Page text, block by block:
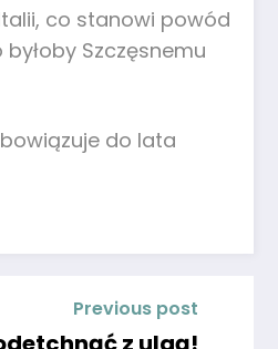
co stanowi powód
Szczęsnemu
do lata
Previous post